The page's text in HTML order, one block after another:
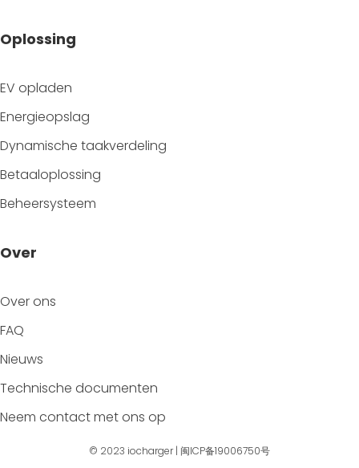
Oplossing
EV opladen
Energieopslag
Dynamische taakverdeling
Betaaloplossing
Beheersysteem
Over
Over ons
FAQ
Nieuws
Technische documenten
Neem contact met ons op
© 2023 iocharger| 闽ICP备19006750号